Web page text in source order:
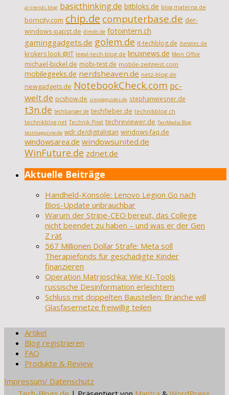
ai-trends.blog basicthinking.de bitbloks.de blog.materna.de
borncity.com chip.de computerbase.de der-
windows-papst.de dimdo.de fotointern.ch
gaminggadgets.de golem.de it-techblog.de iteratec.de
krokers look @IT legal-tech-blog.de linuxnews.de Mein Office
michael-bickel.de mobi-test.de mobile-zeitgeist.com
mobilegeeks.de nerdsheaven.de netz-blog.de
newgadgets.de NotebookCheck.com pc-
welt.de pcshow.de simpleguides.de stephanwiesner.de
t3n.de techbanger.de techfieber.de technikblog.ch
technikblog.net Technik Pirat techreviewer.de TenMedia Blog
testmagazine.de wdr.de/digitalistan windows-faq.de
windowsarea.de windowsunited.de
WinFuture.de zdnet.de
Aktuelle Beiträge
Handheld-Konsole: Lenovo Legion Go nach
Bios-Update unbrauchbar
Warum der Stripe-CEO bereut, das College
nicht beendet zu haben – und was er der Gen
Z rät
567 Millionen Dollar Strafe: Meta soll
Therapiefonds für geschädigte Kinder
finanzieren
Operation Matrjoschka: Wie KI-Tools
russische Desinformation erleichtern
Schluss mit doppelten Baustellen: Branche will
Glasfasernetze freiwillig teilen
Artikel
Blog registrieren
FAQ
Produkte & Review
Impressum/ Datenschutz